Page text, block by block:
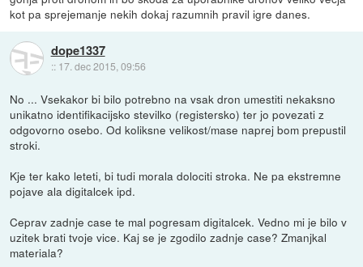
kot pa sprejemanje nekih dokaj razumnih pravil igre danes.
dope1337
:: 17. dec 2015, 09:56
No ... Vsekakor bi bilo potrebno na vsak dron umestiti nekaksno
unikatno identifikacijsko stevilko (registersko) ter jo povezati z
odgovorno osebo. Od koliksne velikost/mase naprej bom prepustil
stroki.
Kje ter kako leteti, bi tudi morala dolociti stroka. Ne pa ekstremne
pojave ala digitalcek ipd.
Ceprav zadnje case te mal pogresam digitalcek. Vedno mi je bilo v
uzitek brati tvoje vice. Kaj se je zgodilo zadnje case? Zmanjkal
materiala?